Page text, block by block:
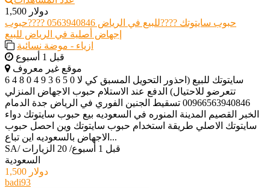
1,500 دولار
حبوب سايتوتك ????للبيع في الرياض 0563940846 ????حبوب
إجهاض أصلية في الرياض للبيع
ازياء - موضة نسائية
قبل 1 أسبوع
موقع غير معروف
6 4 8 0 4 9 3 6 5 0 سايتوتك للبيع (احذور التحويل المسبق كي لا
تتعرضو للاحتيال) الدفع عند الاستلام حبوب الاجهاض المنزلي
00966563940846 تسقيط الجنين الفوري في الرياض جدة الدمام
الخبر القصيم المدينة المنوره في السعوديه بيع حبوب سايتوتك دواء
سايتوتك الاصلي طريقة استخدام حبوب سايتوتك وين احصل حبوب
الاجهاض بالسعوديه اين تباع...
SA/ قبل 1 أسبوع / 20 الزيارات
السعودية
1,500 دولار
badi93